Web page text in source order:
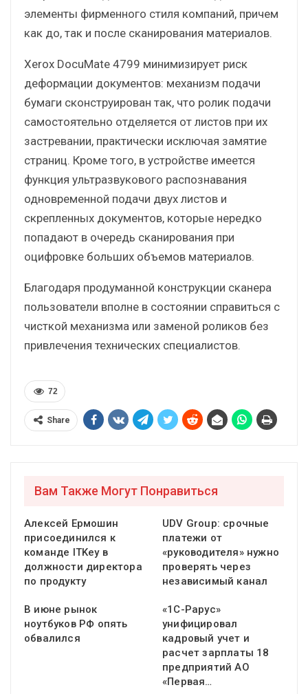
элементы фирменного стиля компаний, причем
как до, так и после сканирования материалов.
Xerox DocuMate 4799 минимизирует риск
деформации документов: механизм подачи
бумаги сконструирован так, что ролик подачи
самостоятельно отделяется от листов при их
застревании, практически исключая замятие
страниц. Кроме того, в устройстве имеется
функция ультразвукового распознавания
одновременной подачи двух листов и
скрепленных документов, которые нередко
попадают в очередь сканирования при
оцифровке больших объемов материалов.
Благодаря продуманной конструкции сканера
пользователи вполне в состоянии справиться с
чисткой механизма или заменой роликов без
привлечения технических специалистов.
72
Share
Вам Также Могут Понравиться
Алексей Ермошин
присоединился к
команде ITKey в
должности директора
по продукту
UDV Group: срочные
платежи от
«руководителя» нужно
проверять через
независимый канал
В июне рынок
ноутбуков РФ опять
обвалился
«1С-Рарус»
унифицировал
кадровый учет и
расчет зарплаты 18
предприятий АО
«Первая…